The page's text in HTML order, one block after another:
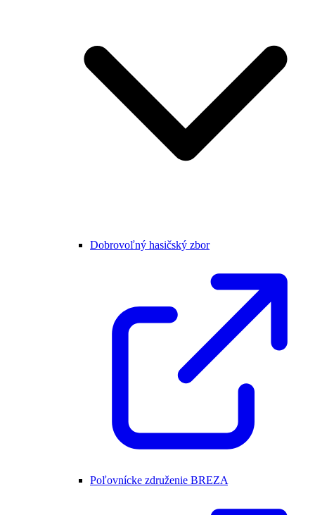
Dobrovoľný hasičský zbor
Poľovnícke združenie BREZA